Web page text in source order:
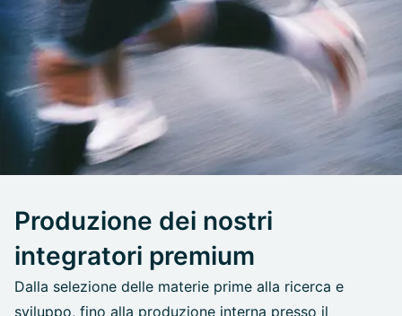
Produzione dei nostri
integratori premium
Dalla selezione delle materie prime alla ricerca e
sviluppo, fino alla produzione interna presso il